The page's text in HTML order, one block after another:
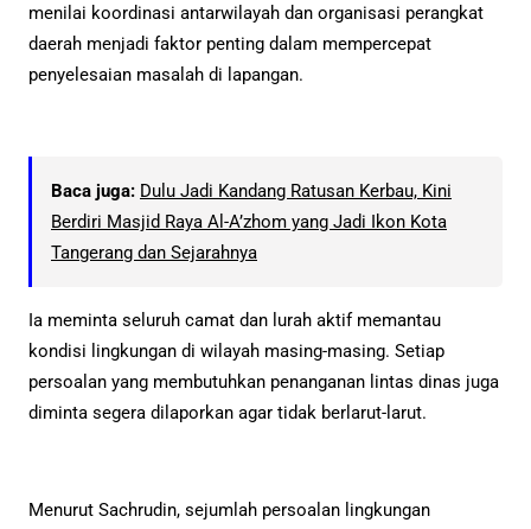
menilai koordinasi antarwilayah dan organisasi perangkat
daerah menjadi faktor penting dalam mempercepat
penyelesaian masalah di lapangan.
Baca juga: Dulu Jadi Kandang Ratusan Kerbau, Kini
Berdiri Masjid Raya Al-A’zhom yang Jadi Ikon Kota
Tangerang dan Sejarahnya
Ia meminta seluruh camat dan lurah aktif memantau
kondisi lingkungan di wilayah masing-masing. Setiap
persoalan yang membutuhkan penanganan lintas dinas juga
diminta segera dilaporkan agar tidak berlarut-larut.
Menurut Sachrudin, sejumlah persoalan lingkungan